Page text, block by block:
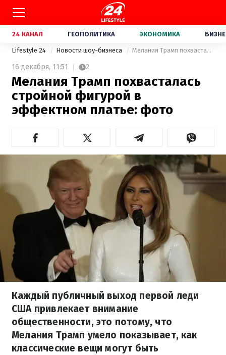
24 КАНАЛ ГЕОПОЛИТИКА ЭКОНОМИКА
Lifestyle 24 Новости шоу-бизнеса Мелания Трамп похвасталась стройной фигурой в эффектном платье: фото
16 декабря, 11:51 2
Мелания Трамп похвасталась
стройной фигурой в
эффектном платье: фото
Каждый публичный выход первой леди
США привлекает внимание
общественности, это потому, что
Мелания Трамп умело показывает, как
классические вещи могут быть